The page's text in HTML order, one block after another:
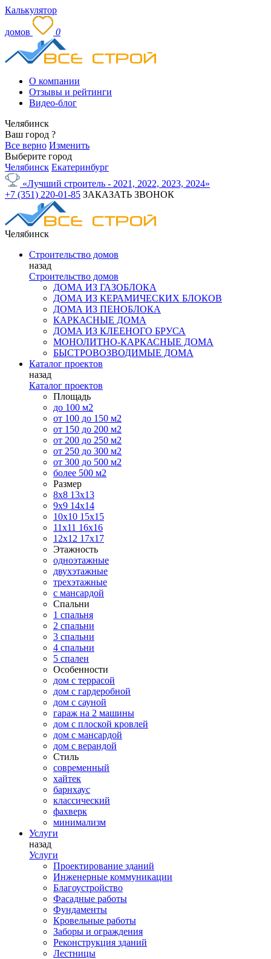
Калькулятор
домов 0
О компании
Отзывы и рейтинги
Видео-блог
Челябинск
Ваш город ?
Все верно Изменить
Выберите город
Челябинск Екатеринбург
«Лучший строитель - 2021, 2022, 2023, 2024»
+7 (351) 220-01-85 ЗАКАЗАТЬ ЗВОНОК
Челябинск
Строительство домов
назад
Строительство домов
ДОМА ИЗ ГАЗОБЛОКА
ДОМА ИЗ КЕРАМИЧЕСКИХ БЛОКОВ
ДОМА ИЗ ПЕНОБЛОКА
КАРКАСНЫЕ ДОМА
ДОМА ИЗ КЛЕЕНОГО БРУСА
МОНОЛИТНО-КАРКАСНЫЕ ДОМА
БЫСТРОВОЗВОДИМЫЕ ДОМА
Каталог проектов
назад
Каталог проектов
Площадь
до 100 м2
от 100 до 150 м2
от 150 до 200 м2
от 200 до 250 м2
от 250 до 300 м2
от 300 до 500 м2
более 500 м2
Размер
8х8 13х13
9х9 14х14
10х10 15х15
11x11 16х16
12х12 17х17
Этажность
одноэтажные
двухэтажные
трехэтажные
с мансардой
Спальни
1 спальня
2 спальни
3 спальни
4 спальни
5 спален
Особенности
дом с террасой
дом с гардеробной
дом с сауной
гараж на 2 машины
дом с плоской кровлей
дом с мансардой
дом с верандой
Стиль
современный
хайтек
барнхаус
классический
фахверк
минимализм
Услуги
назад
Услуги
Проектирование зданий
Инженерные коммуникации
Благоустройство
Фасадные работы
Фундаменты
Кровельные работы
Заборы и ограждения
Реконструкция зданий
Лестницы